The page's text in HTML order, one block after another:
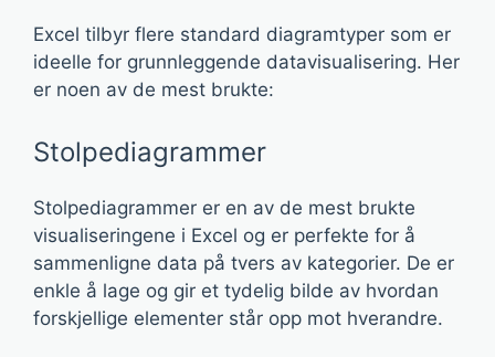
Excel tilbyr flere standard diagramtyper som er
ideelle for grunnleggende datavisualisering. Her
er noen av de mest brukte:
Stolpediagrammer
Stolpediagrammer er en av de mest brukte
visualiseringene i Excel og er perfekte for å
sammenligne data på tvers av kategorier. De er
enkle å lage og gir et tydelig bilde av hvordan
forskjellige elementer står opp mot hverandre.